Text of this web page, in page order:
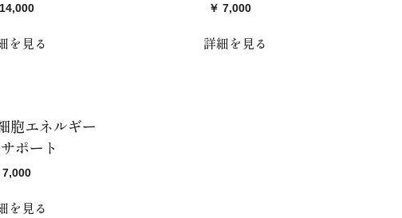
を見る
￥ 7,000
詳細を見る
胞エネルギー
ポート
7,000
を見る